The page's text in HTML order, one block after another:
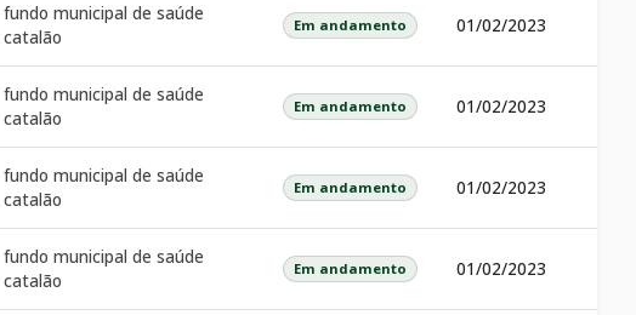
fundo municipal de saúde
catalão
Em andamento 01/02/2023
fundo municipal de saúde
catalão
Em andamento 01/02/2023
fundo municipal de saúde
catalão
Em andamento 01/02/2023
fundo municipal de saúde
catalão
Em andamento 01/02/2023